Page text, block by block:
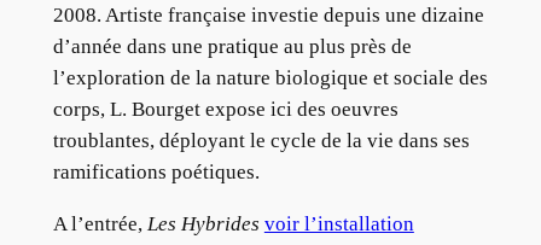
2008. Artiste française investie depuis une dizaine
d’année dans une pratique au plus près de
l’exploration de la nature biologique et sociale des
corps, L. Bourget expose ici des oeuvres
troublantes, déployant le cycle de la vie dans ses
ramifications poétiques.
A l’entrée, Les Hybrides voir l’installation